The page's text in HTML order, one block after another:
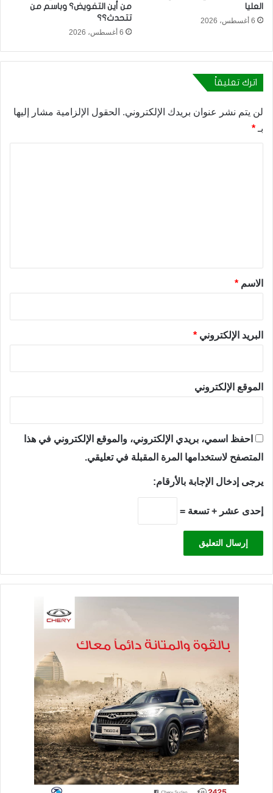
العليا
6 أغسطس، 2026
من أين التفويض؟ وباسم من
تتحدث؟؟
6 أغسطس، 2026
اترك تعليقاً
لن يتم نشر عنوان بريدك الإلكتروني. الحقول الإلزامية مشار إليها
بـ *
*الاسم *
البريد الإلكتروني *
الموقع الإلكتروني
احفظ اسمي، بريدي الإلكتروني، والموقع الإلكتروني في هذا
المتصفح لاستخدامها المرة المقبلة في تعليقي.
يرجى إدخال الإجابة بالأرقام:
إحدى عشر + تسعة =